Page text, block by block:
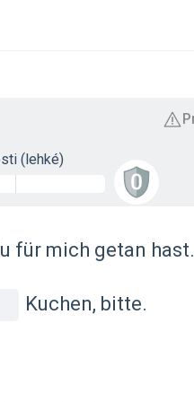
(lehké)
für mich getan hast.
Kuchen, bitte.